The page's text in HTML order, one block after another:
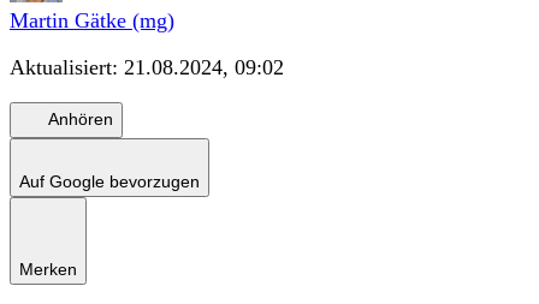
Martin Gätke (mg)
Aktualisiert: 21.08.2024, 09:02
Anhören
Auf Google bevorzugen
Merken